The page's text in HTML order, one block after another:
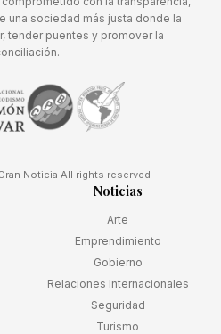
una sociedad más justa donde la
tender puentes y promover la
Noticia All rights reserved
Noticias
Arte
Emprendimiento
Gobierno
Relaciones Internacionales
Seguridad
Turismo